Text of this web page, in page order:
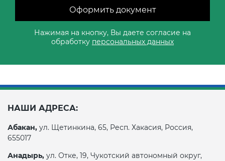
Оформить документ
Нажимая на кнопку, Вы даете согласие на
обработку персональных данных
НАШИ АДРЕСА:
Абакан, ул. Щетинкина, 65, Респ. Хакасия, Россия,
655017
Анадырь, ул. Отке, 19, Чукотский автономный округ,